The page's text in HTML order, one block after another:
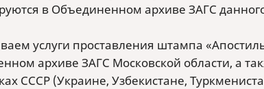
в Объединенном архиве ЗАГС
услуги проставления штампа
архиве ЗАГС Московской области, а
СССР (Украине, Узбекистане,